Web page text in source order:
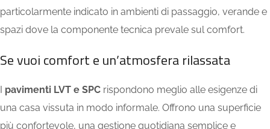
particolarmente indicato in ambienti di passaggio, verande e
spazi dove la componente tecnica prevale sul comfort.
Se vuoi comfort e un’atmosfera rilassata
I pavimenti LVT e SPC rispondono meglio alle esigenze di
una casa vissuta in modo informale. Offrono una superficie
più confortevole, una gestione quotidiana semplice e